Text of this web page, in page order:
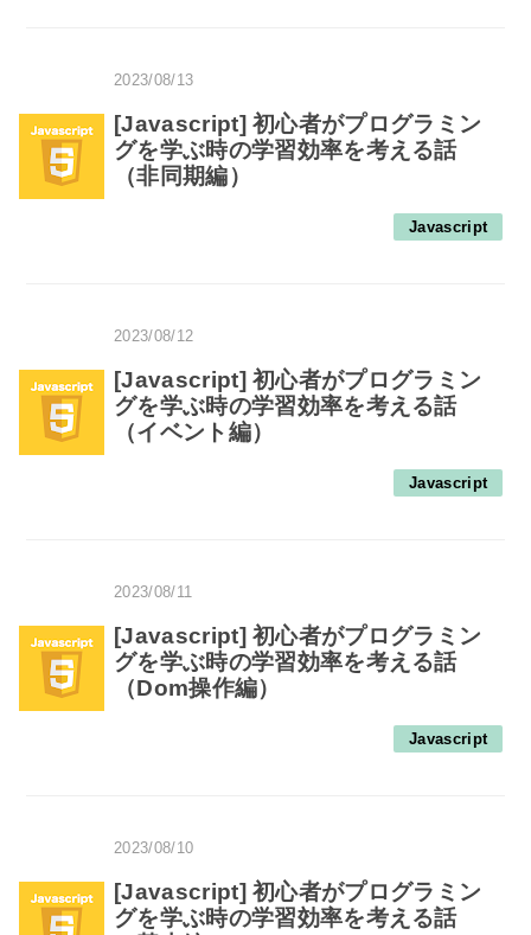
2023/08/13
[Javascript] 初心者がプログラミン
グを学ぶ時の学習効率を考える話
（非同期編）
Javascript
2023/08/12
[Javascript] 初心者がプログラミン
グを学ぶ時の学習効率を考える話
（イベント編）
Javascript
2023/08/11
[Javascript] 初心者がプログラミン
グを学ぶ時の学習効率を考える話
（Dom操作編）
Javascript
2023/08/10
[Javascript] 初心者がプログラミン
グを学ぶ時の学習効率を考える話